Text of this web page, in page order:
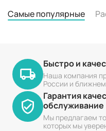
Самые популярные
Быстро и
Наша компания
России и
Гарантия
обслуживание
Мы предлагаем
которых мы